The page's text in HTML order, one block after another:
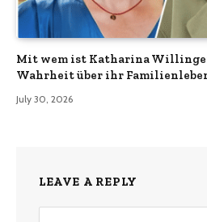
Mit wem ist Katharina
Wahrheit über ihr
July 30, 2026
LEAVE A REPLY